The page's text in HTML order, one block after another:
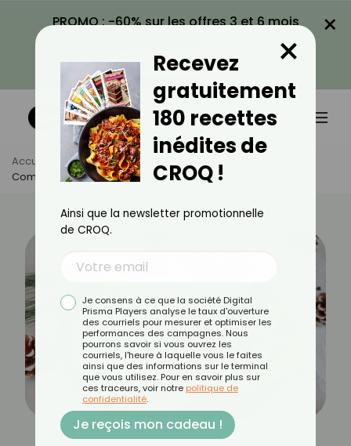
PROMO : -60% sur les offres 3 et 6 mois
VOIR LA PROMO
×
Accueil Actus
Quotidien
Combien De Temps Se Conserve Une Soupe Maison ?
Recevez
gratuitement
180 recettes
inédites de
CROQ !
×
Ainsi que la newsletter promotionnelle
de CROQ.
Je consens à ce que la société Digital
Prisma Players analyse le taux d'ouverture
des courriels pour mesurer et optimiser les
performances des campagnes. Nous
pourrons savoir si vous ouvrez les
courriels, l'heure à laquelle vous le faites
ainsi que des informations sur le terminal
que vous utilisez. Pour en savoir plus sur
ces traceurs, voir notre politique de
confidentialité.
Je reçois mon cadeau !